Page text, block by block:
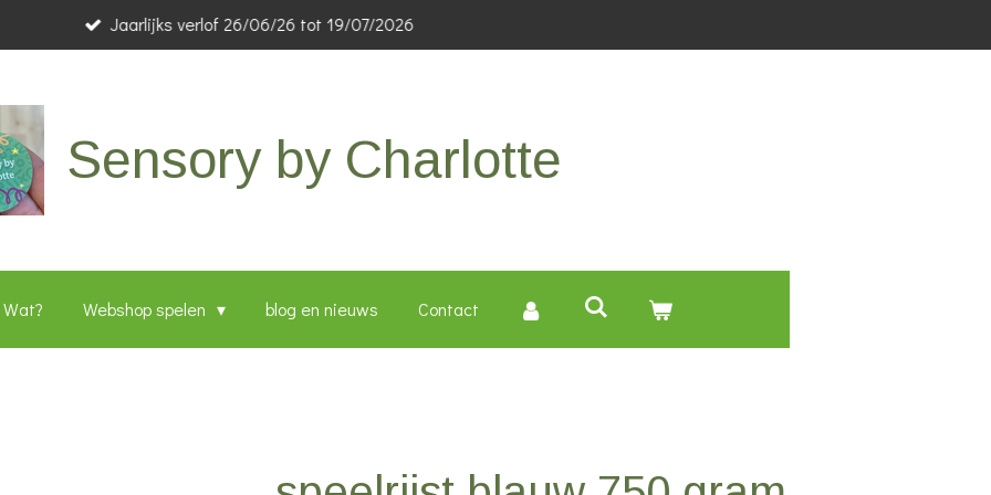
Jaarlijks verlof 26/06/26 tot 19/07/2026
Sensory by Charlotte
Wat? Webshop spelen blog en nieuws Contact